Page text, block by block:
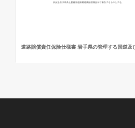
道路賠償責任保険仕様書 岩手県の管理する国道及